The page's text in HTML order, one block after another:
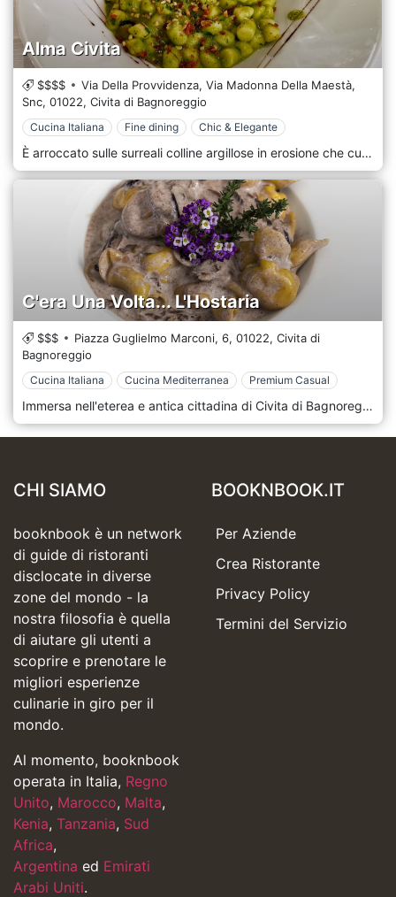
Alma Civita
$$$$
Via Della Provvidenza, Via Madonna Della Maestà,
Snc, 01022, Civita di Bagnoreggio
Cucina Italiana Fine dining Chic & Elegante
È arroccato sulle surreali colline argillose in erosione che cullano Civita di Bagnoreggio, il "gioiello sulla collina" italiano, Alma Civita emerge come un gioiello culinario, rispecchiando l'enigmatica bellezza dei suoi antichi dintorni. Raggiungibile solo attraverso un ponte pedonale che promette una fuga dal quotidiano in un mondo sospeso nel tempo, Alma Civita non è solo un ristorante; è un passaggio a un'esperienza culinaria ricca di storia e fascino. Ad Alma Civita, la filosofia è semplice: servire piatti pieni di sentimento che rispettino il ricco patrimonio gastronomico della regione abbracciando al tempo stesso la creatività offerta dalla cucina contemporanea. Il nome del ristorante, "Alma", che significa anima in latino, dichiara il suo impegno nel fornire un'esperienza culinaria che parli al cuore attraverso il linguaggio del cibo. L'ambiente di Alma Civita è un armonioso connubio tra passato e presente. L'esterno rustico, con le sue pietre consumate dalle intemperie, sussurra storie dei secoli. All'interno, la sala da pranzo elegante ma accogliente è un santuario di tranquillità, con pareti che custodiscono segreti millenari. L'illuminazione intima e l'arredamento artistico creano un'atmosfera romantica e rilassante, un inno allo stile di vita italiano sofisticato ma rilassato.
C'era Una Volta... L'Hostaria
$$$ Piazza Guglielmo Marconi, 6, 01022, Civita di
Bagnoreggio
Cucina Italiana Cucina Mediterranea Premium Casual
Immersa nell'eterea e antica cittadina di Civita di Bagnoreggio, conosciuta come la "città che muore", arroccata su una precaria collina nel Lazio, C'era Una Volta... L'Hostaria è un gioiello culinario che sembra uscito da una fata racconto. Il suo nome, che si traduce in "C'era una volta... La Taverna", invita gli ospiti in un mondo in cui la tradizionale ospitalità italiana e l'incantevole gastronomia si fondono perfettamente. L'ingresso a C'era Una Volta... L'Hostaria è come attraversare le pagine di un libro di fiabe. Il ristorante è situato in un edificio che trasuda fascino storico, con muri in pietra che hanno resistito alla prova del tempo e un ambiente caldo e accogliente che invita gli ospiti all'interno. L'interno è un'accattivante miscela di fascino rustico ed eleganza accogliente, caratterizzato da travi in legno, luci soffuse e mobili antichi che raccontano la storia di un'epoca passata. Il menu di C'era Una Volta... L'Hostaria è un omaggio al ricco patrimonio culinario del Lazio e della più ampia campagna italiana. Ogni piatto è realizzato con un profondo rispetto per le ricette tradizionali ma presentato con un tocco moderno che aggiunge un elemento di delizia e sorpresa. Il ristorante è orgoglioso di utilizzare ingredienti di provenienza locale, garantendo che ogni pasto sia fresco e autentico e rappresenti i sapori della regione.
CHI SIAMO
booknbook è un network
di guide di ristoranti
disclocate in diverse
zone del mondo - la
nostra filosofia è quella
di aiutare gli utenti a
scoprire e prenotare le
migliori esperienze
culinarie in giro per il
mondo.
Al momento, booknbook
operata in Italia, Regno
Unito, Marocco, Malta,
Kenia, Tanzania, Sud
Africa,
Argentina ed Emirati
Arabi Uniti.
BOOKNBOOK.IT
Per Aziende
Crea Ristorante
Privacy Policy
Termini del Servizio